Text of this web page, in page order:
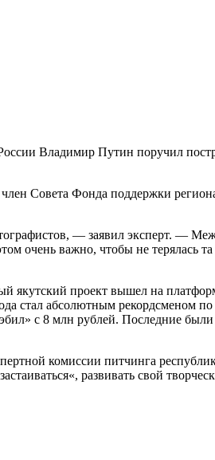
Владимир Путин поручил
Совета Фонда поддержки
— заявил эксперт. —
очень важно, чтобы не терялась та
якутский проект вышел на
стал абсолютным рекордсменом по
с 8 млн рублей. Последние
комиссии питчинга
развивать свой